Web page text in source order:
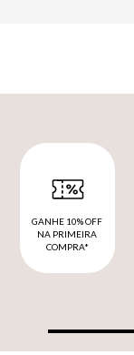
GANHE 10% OFF
NA PRIMEIRA
COMPRA*